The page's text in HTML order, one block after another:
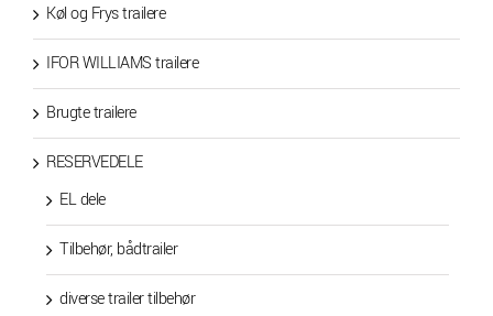
Køl og Frys trailere
IFOR WILLIAMS trailere
Brugte trailere
RESERVEDELE
EL dele
Tilbehør, bådtrailer
diverse trailer tilbehør